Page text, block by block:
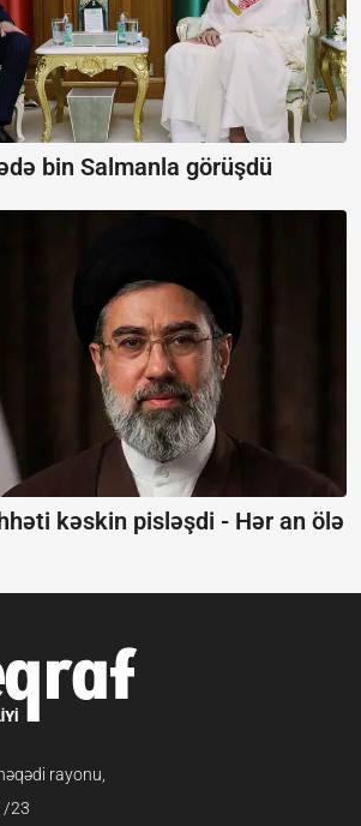
bin Salmanla görüşdü
kəskin pisləşdi - Hər an ölə
rayonu,
23